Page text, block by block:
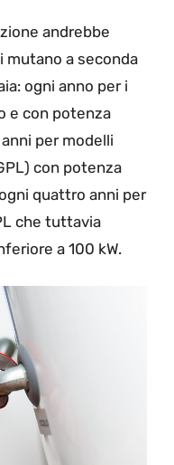
andrebbe
mutano a seconda
ogni anno per i
e con potenza
per modelli
con potenza
quattro anni per
che tuttavia
a 100 kW.